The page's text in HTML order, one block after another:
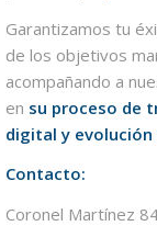
Garantizamos tu
de los objetivos
acompañando a
en su proceso de
digital y
Contacto:
Coronel Martínez